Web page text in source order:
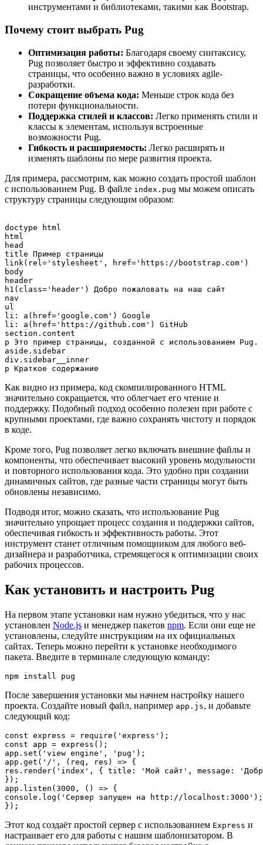
инструментами и библиотеками, такими как Bootstrap.
Почему стоит выбрать Pug
Оптимизация работы: Благодаря своему синтаксису,
Pug позволяет быстро и эффективно создавать
страницы, что особенно важно в условиях agile-
разработки.
Сокращение объема кода: Меньше строк кода без
потери функциональности.
Поддержка стилей и классов: Легко применять стили и
классы к элементам, используя встроенные
возможности Pug.
Гибкость и расширяемость: Легко расширять и
изменять шаблоны по мере развития проекта.
Для примера, рассмотрим, как можно создать простой шаблон
с использованием Pug. В файле index.pug мы можем описать
структуру страницы следующим образом:
doctype html
html
head
title Пример страницы
link(rel='stylesheet', href='https://bootstrap.com')
body
header
h1(class='header') Добро пожаловать на наш сайт
nav
ul
li: a(href='google.com') Google
li: a(href='https://github.com') GitHub
section.content
p Это пример страницы, созданной с использованием Pug.
aside.sidebar
div.sidebar__inner
Как видно из примера, код скомпилированного HTML
значительно сокращается, что облегчает его чтение и
поддержку. Подобный подход особенно полезен при работе с
крупными проектами, где важно сохранять чистоту и порядок
в коде.
Кроме того, Pug позволяет легко включать внешние файлы и
компоненты, что обеспечивает высокий уровень модульности
и повторного использования кода. Это удобно при создании
динамичных сайтов, где разные части страницы могут быть
обновлены независимо.
Подводя итог, можно сказать, что использование Pug
значительно упрощает процесс создания и поддержки сайтов,
обеспечивая гибкость и эффективность работы. Этот
инструмент станет отличным помощником для любого веб-
дизайнера и разработчика, стремящегося к оптимизации своих
рабочих процессов.
Как установить и настроить Pug
На первом этапе установки нам нужно убедиться, что у нас
установлен Node.js и менеджер пакетов npm. Если они еще не
установлены, следуйте инструкциям на их официальных
сайтах. Теперь можно перейти к установке необходимого
пакета. Введите в терминале следующую команду:
npm install pug
После завершения установки мы начнем настройку нашего
проекта. Создайте новый файл, например app.js, и добавьте
следующий код:
const express = require('express');
const app = express();
app.set('view engine', 'pug');
app.get('/', (req, res) => {
res.render('index', { title: 'Мой сайт', message:
});
app.listen(3000, () => {
console.log('Сервер запущен на http://localhost:3000');
});
Этот код создаёт простой сервер с использованием Express и
настраивает его для работы с нашим шаблонизатором. В